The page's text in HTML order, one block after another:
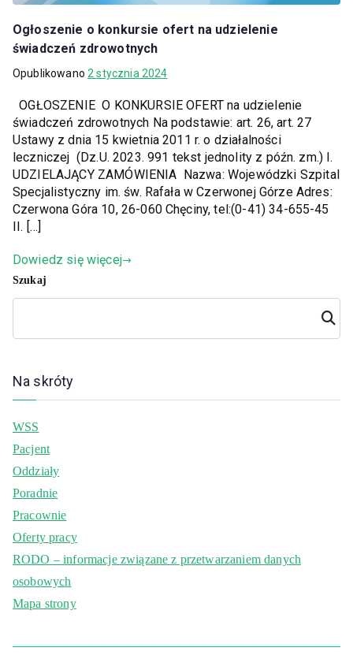
Ogłoszenie o konkursie ofert na udzielenie
świadczeń zdrowotnych
Opublikowano2 stycznia 2024
OGŁOSZENIE O KONKURSIE OFERT na udzielenie
świadczeń zdrowotnych Na podstawie: art. 26, art. 27
Ustawy z dnia 15 kwietnia 2011 r. o działalności
leczniczej (Dz.U. 2023. 991 tekst jednolity z późn. zm.) I.
UDZIELAJĄCY ZAMÓWIENIA Nazwa: Wojewódzki Szpital
Specjalistyczny im. św. Rafała w Czerwonej Górze Adres:
Czerwona Góra 10, 26-060 Chęciny, tel:(0-41) 34-655-45
II. […]
Dowiedz się więcej
Szukaj
Szuka
j
Na skróty
WSS
Pacjent
Oddziały
Poradnie
Pracownie
Oferty pracy
RODO – informacje związane z przetwarzaniem danych
osobowych
Mapa strony